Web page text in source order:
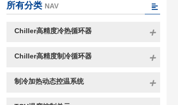
所有分类 NAV
Chiller高精度冷热循环器
Chiller高精度制冷循环器
制冷加热动态控温系统